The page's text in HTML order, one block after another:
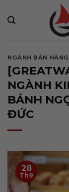
qua
NGÀNH BÁN
NGÀNH
BÁNH
ĐỨC
28
Th9